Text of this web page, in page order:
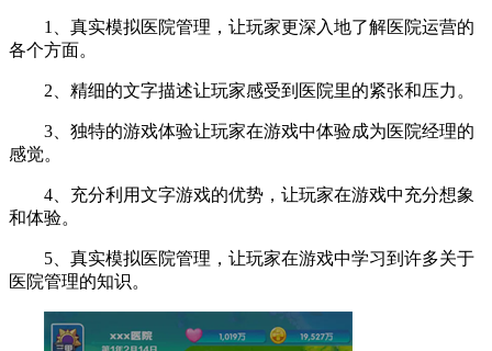
1、真实模拟医院管理，让玩家更深入地了解医院运营的
各个方面。
2、精细的文字描述让玩家感受到医院里的紧张和压力。
3、独特的游戏体验让玩家在游戏中体验成为医院经理的
感觉。
4、充分利用文字游戏的优势，让玩家在游戏中充分想象
和体验。
5、真实模拟医院管理，让玩家在游戏中学习到许多关于
医院管理的知识。